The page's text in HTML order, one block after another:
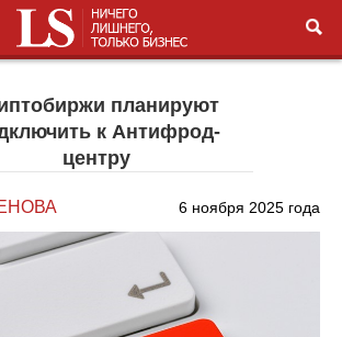
планируют
к Антифрод-
центру
6 ноября 2025 года